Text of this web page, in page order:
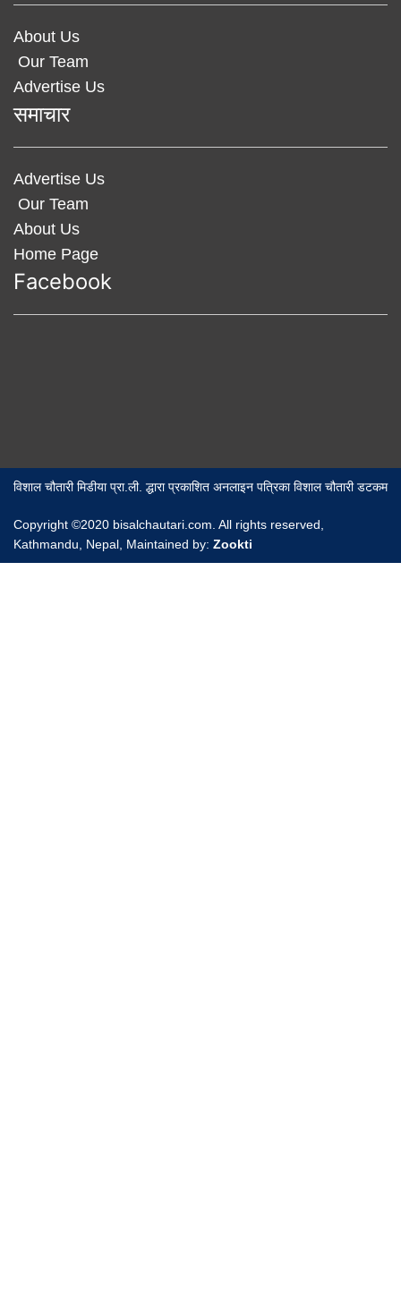
About Us
Our Team
Advertise Us
समाचार
Advertise Us
Our Team
About Us
Home Page
Facebook
विशाल चौतारी मिडीया प्रा.ली. द्धारा प्रकाशित अनलाइन पत्रिका विशाल चौतारी डटकम
Copyright ©2020 bisalchautari.com. All rights reserved,
Kathmandu, Nepal, Maintained by: Zookti